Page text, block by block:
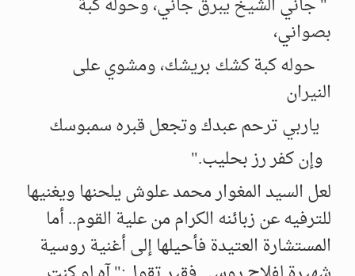
" جاني الشيخ يبرق جاني، وحوله كبة
بصواني،
حوله كبة كشك بريشك، ومشوي على
النيران
ياربي ترحم عبدك وتجعل قبره سمبوسك
وإن كفر رز بحليب."
لعل السيد المغوار محمد علوش يلحنها ويغنيها
للترفيه عن زبائنه الكرام من علية القوم.. أما
المستشارة العتيدة فأحيلها إلى أغنية روسية